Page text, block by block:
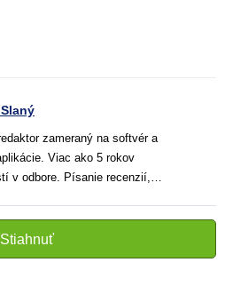
zameraný na softvér a
Viac ako 5 rokov
v odbore. Písanie recenzií,
textov, ktoré pomáhajú
lepšie porozumieť a využiť moderné
Stiahnuť